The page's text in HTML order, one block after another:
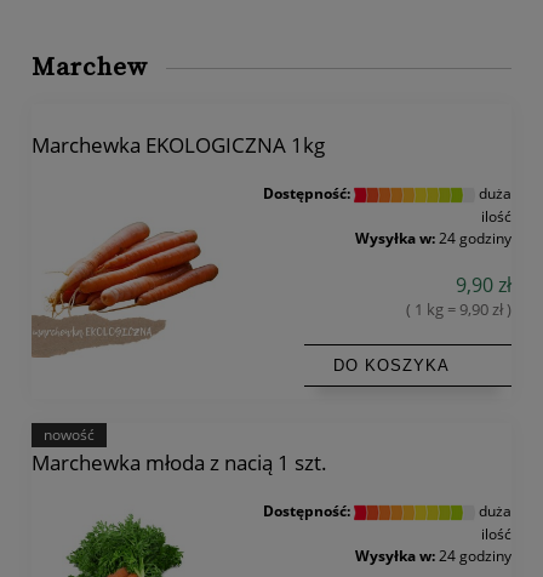
Marchew
Marchewka EKOLOGICZNA 1kg
Dostępność:
duża
ilość
Wysyłka w: 24 godziny
9,90 zł
( 1 kg = 9,90 zł )
DO KOSZYKA
Marchewka młoda z nacią 1 szt.
Dostępność:
duża
ilość
Wysyłka w:24 godziny
nowość